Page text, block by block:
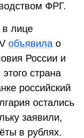
ФРГ.
в лице
объявила о
России и
страна
российский
остались
заявили,
в рублях.